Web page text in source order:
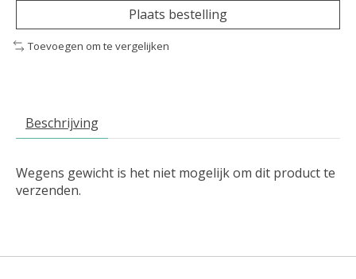
Plaats bestelling
Toevoegen om te vergelijken
Beschrijving
Wegens gewicht is het niet mogelijk om dit product te
verzenden.